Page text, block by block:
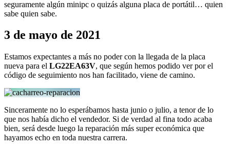
seguramente algún minipc o quizás alguna placa de portátil… quien
sabe quien sabe.
3 de mayo de 2021
Estamos expectantes a más no poder con la llegada de la placa
nueva para el LG22EA63V, que según hemos podido ver por el
código de seguimiento nos han facilitado, viene de camino.
Sinceramente no lo esperábamos hasta junio o julio, a tenor de lo
que nos había dicho el vendedor. Si de verdad al fina todo acaba
bien, será desde luego la reparación más super económica que
hayamos echo en toda nuestra carrera.